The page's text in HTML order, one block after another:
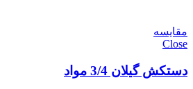
مقایسه
Close
دستکش گیلان 3/4 مواد